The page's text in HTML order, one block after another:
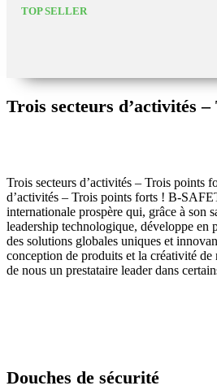
TOP SELLER
Trois secteurs d’activités
Trois secteurs d’activités – Trois points
d’activités – Trois points forts ! B-
internationale prospère qui, grâce à son
leadership technologique, développe en
des solutions globales uniques et
conception de produits et la créativité
de nous un prestataire leader dans
Douches de sécurité